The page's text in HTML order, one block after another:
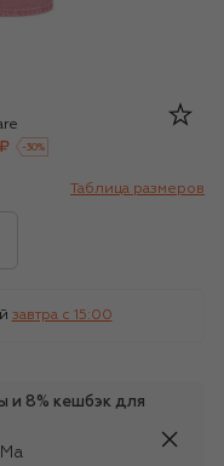
-30%
Таблица размеров
завтра c 15:00
и 8% кешбэк для